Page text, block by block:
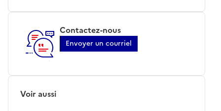
Contactez-nous
Envoyer un courriel
Voir aussi